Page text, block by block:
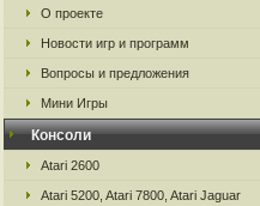
О проекте
Новости игр и программ
Вопросы и предложения
Мини Игры
Консоли
Atari 2600
Atari 5200, Atari 7800, Atari Jaguar